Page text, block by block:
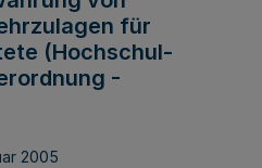
für
(Hochschul-
-
2005